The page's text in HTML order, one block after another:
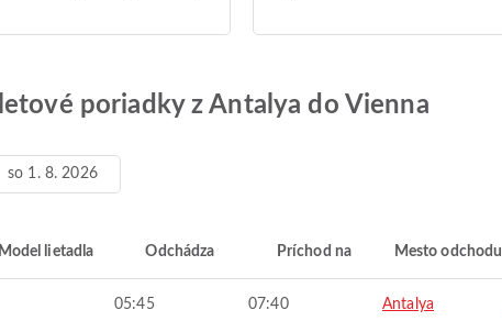
poriadky z Antalya do Vienna
so 1. 8. 2026
Model lietadla Odchádza Príchod na Mesto odchodu
05:45 07:40 Antalya